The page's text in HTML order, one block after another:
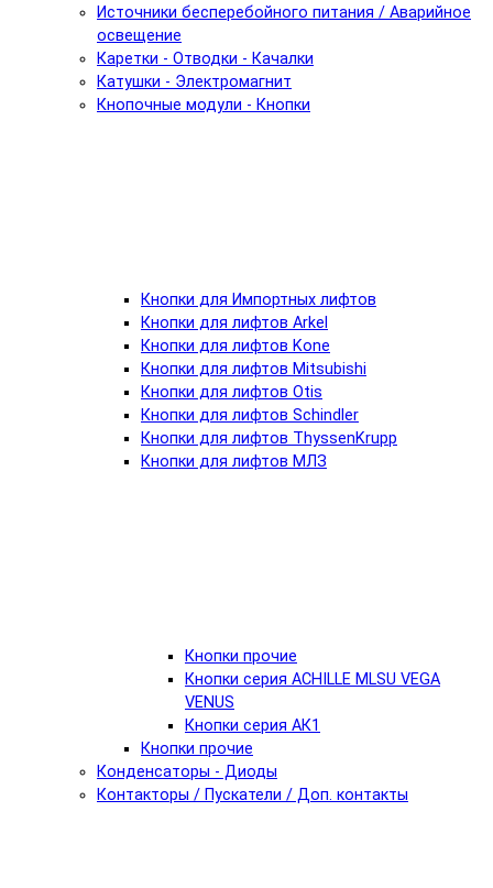
Источники бесперебойного питания / Аварийное
освещение
Каретки - Отводки - Качалки
Катушки - Электромагнит
Кнопочные модули - Кнопки
Кнопки для Импортных лифтов
Кнопки для лифтов Arkel
Кнопки для лифтов Kone
Кнопки для лифтов Mitsubishi
Кнопки для лифтов Otis
Кнопки для лифтов Schindler
Кнопки для лифтов ThyssenKrupp
Кнопки для лифтов МЛЗ
Кнопки прочие
Кнопки серия ACHILLE MLSU VEGA
VENUS
Кнопки серия АК1
Кнопки прочие
Конденсаторы - Диоды
Контакторы / Пускатели / Доп. контакты